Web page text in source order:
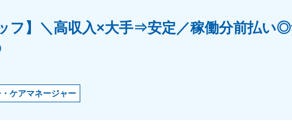
フ】＼高収入×大手⇒安定／稼働分前払い
ケアマネージャー